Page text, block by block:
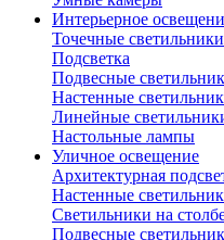
Интерьерное
Точечные светильники
Подсветка
Подвесные
Настенные
Линейные
Настольные лампы
Уличное освещение
Архитектурная
Настенные
Светильники на
Подвесные